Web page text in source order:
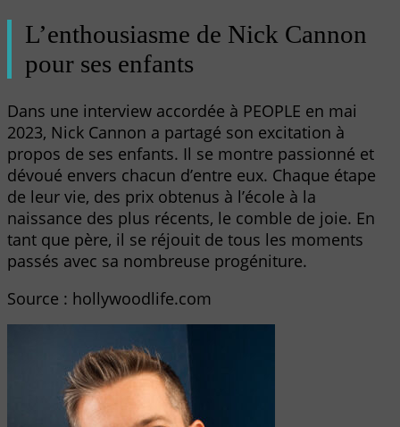
L’enthousiasme de Nick Cannon
pour ses enfants
Dans une interview accordée à PEOPLE en mai
2023, Nick Cannon a partagé son excitation à
propos de ses enfants. Il se montre passionné et
dévoué envers chacun d’entre eux. Chaque étape
de leur vie, des prix obtenus à l’école à la
naissance des plus récents, le comble de joie. En
tant que père, il se réjouit de tous les moments
passés avec sa nombreuse progéniture.
Source : hollywoodlife.com